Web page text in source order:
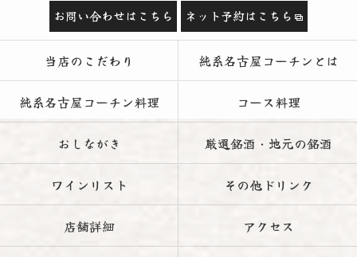
お問い合わせはこちら ネット予約はこちら
当店のこだわり 純系名古屋コーチンとは
純系名古屋コーチン料理 コース料理
おしながき 厳選銘酒・地元の銘酒
ワインリスト その他ドリンク
店舗詳細 アクセス